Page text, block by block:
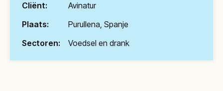
Cliënt:
Avinatur
Plaats:
Purullena, Spanje
Sectoren:
Voedsel en drank